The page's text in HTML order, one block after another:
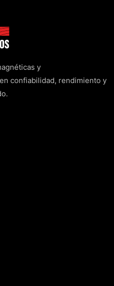
y
confiabilidad, rendimiento y